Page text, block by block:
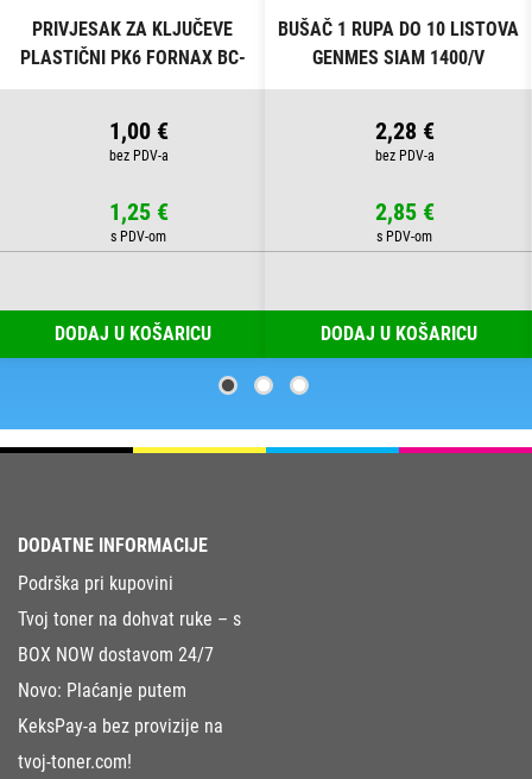
PRIVJESAK ZA KLJUČEVE
PLASTIČNI PK6 FORNAX BC-
B13 BLISTER
1,00 €
1,25 €
DODAJ U KOŠARICU
BUŠAČ 1 RUPA DO 10 LISTOVA
GENMES SIAM 1400/V
2,28 €
2,85 €
DODAJ U KOŠARICU
DODATNE INFORMACIJE
Podrška pri kupovini
Tvoj toner na dohvat ruke – s
BOX NOW dostavom 24/7
Novo: Plaćanje putem
KeksPay-a bez provizije na
tvoj-toner.com!